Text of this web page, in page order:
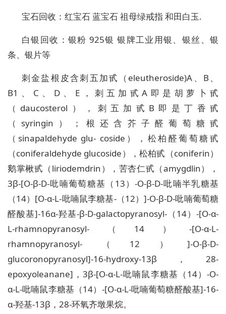
宝石回收：红宝石 蓝宝石 祖母绿戒指 和田白玉.
白银回收：银粉 925银 银牌工业用银、银丝、银
条、银片等
刺金盐根皮含刺五加甙（eleutheroside)A、B、
B1、C、D、E，刺五加甙A即是胡萝卜甙
（daucosterol），刺五加甙B即是丁香甙
（syringin）；根还含芥子醛葡萄糖甙
（sinapaldehyde glu- coside），松柏醛葡萄糖甙
（coniferaldehyde glucoside），松柏甙（coniferin）
鹅掌楸甙（liriodemdrin），苦杏仁甙（amygdlin），
3β-[O-β-D-吡喃葡萄糖基（13）-O-β-D-吡喃半乳糖基
（14）[O-α-L-吡喃鼠李糖基-（12）]-O-β-D-吡喃葡萄糖
醛酸基]-16α-羟基-β-D-galactopyranosyl-（14）-[O-α-
L-rhamnopyranosyl-（14）-[O-α-L-
rhamnopyranosyl-（12）]-O-β-D-
glucoronopyranosyl]-16-hydroxy-13β，28-
epoxyoleanane]，3β-[O-α-L-吡喃鼠李糖基（14）-O-
α-L-吡喃鼠李糖基（14）-[O-α-L-吡喃葡萄糖醛酸基]-16-
α-羟基-13β，28-环氧齐墩果烷。